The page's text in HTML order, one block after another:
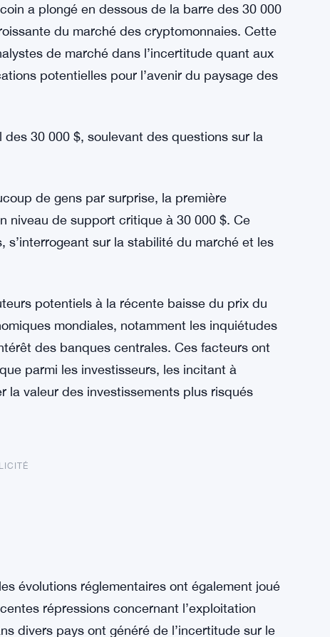
a plongé en dessous de la barre des 30 000
du marché des cryptomonnaies. Cette
de marché dans l’incertitude quant aux
potentielles pour l’avenir du paysage des
30 000 $, soulevant des questions sur la
de gens par surprise, la première
niveau de support critique à 30 000 $. Ce
s’interrogeant sur la stabilité du marché et les
potentiels à la récente baisse du prix du
mondiales, notamment les inquiétudes
des banques centrales. Ces facteurs ont
parmi les investisseurs, les incitant à
la valeur des investissements plus risqués